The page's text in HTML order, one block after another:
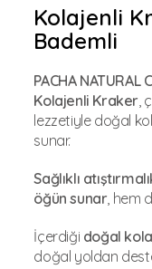
Kolajenli
Bademli
PACHA NATURAL
Kolajenli Kraker,
lezzetiyle doğal
sunar.
Sağlıklı
öğün sunar, hem
İçerdiği doğal
doğal yoldan